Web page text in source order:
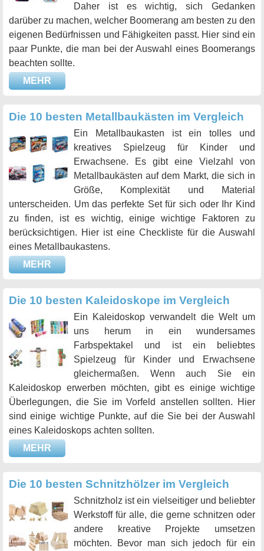
Daher ist es wichtig, sich Gedanken
darüber zu machen, welcher Boomerang am besten zu den
eigenen Bedürfnissen und Fähigkeiten passt. Hier sind ein
paar Punkte, die man bei der Auswahl eines Boomerangs
beachten sollte.
MEHR
Die 10 besten Metallbaukästen im Vergleich
Ein Metallbaukasten ist ein tolles und
kreatives Spielzeug für Kinder und
Erwachsene. Es gibt eine Vielzahl von
Metallbaukästen auf dem Markt, die sich in
Größe, Komplexität und Material
unterscheiden. Um das perfekte Set für sich oder Ihr Kind
zu finden, ist es wichtig, einige wichtige Faktoren zu
berücksichtigen. Hier ist eine Checkliste für die Auswahl
eines Metallbaukastens.
MEHR
Die 10 besten Kaleidoskope im Vergleich
Ein Kaleidoskop verwandelt die Welt um
uns herum in ein wundersames
Farbspektakel und ist ein beliebtes
Spielzeug für Kinder und Erwachsene
gleichermaßen. Wenn auch Sie ein
Kaleidoskop erwerben möchten, gibt es einige wichtige
Überlegungen, die Sie im Vorfeld anstellen sollten. Hier
sind einige wichtige Punkte, auf die Sie bei der Auswahl
eines Kaleidoskops achten sollten.
MEHR
Die 10 besten Schnitzhölzer im Vergleich
Schnitzholz ist ein vielseitiger und beliebter
Werkstoff für alle, die gerne schnitzen oder
andere kreative Projekte umsetzen
möchten. Bevor man sich jedoch für ein